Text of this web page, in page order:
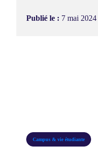
Publié le : 7 mai 2024
Campus & vie étudiante